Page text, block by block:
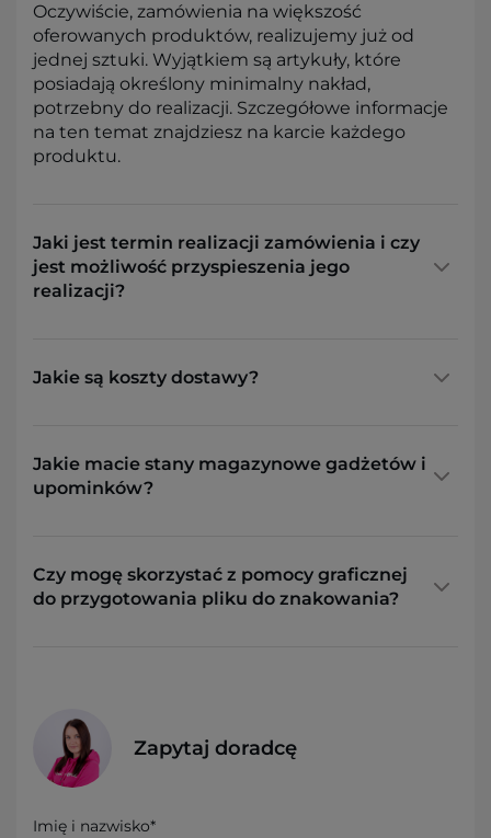
Oczywiście, zamówienia na większość
oferowanych produktów, realizujemy już od
jednej sztuki. Wyjątkiem są artykuły, które
posiadają określony minimalny nakład,
potrzebny do realizacji. Szczegółowe informacje
na ten temat znajdziesz na karcie każdego
produktu.
Jaki jest termin realizacji zamówienia i czy
jest możliwość przyspieszenia jego
realizacji?
Jakie są koszty dostawy?
Jakie macie stany magazynowe gadżetów i
upominków?
Czy mogę skorzystać z pomocy graficznej
do przygotowania pliku do znakowania?
Zapytaj doradcę
Imię i nazwisko*